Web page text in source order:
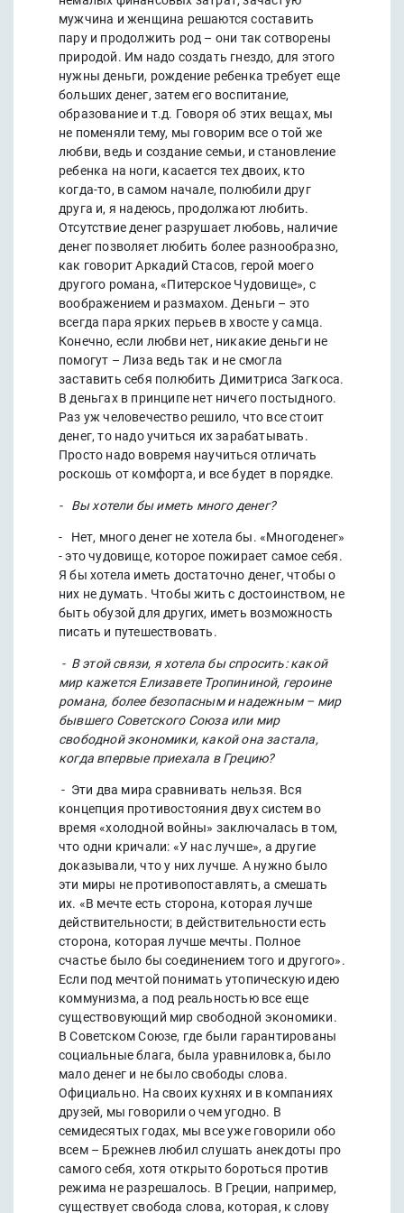
мужчина и женщина решаются составить
пару и продолжить род – они так сотворены
природой. Им надо создать гнездо, для этого
нужны деньги, рождение ребенка требует еще
больших денег, затем его воспитание,
образование и т.д. Говоря об этих вещах, мы
не поменяли тему, мы говорим все о той же
любви, ведь и создание семьи, и становление
ребенка на ноги, касается тех двоих, кто
когда-то, в самом начале, полюбили друг
друга и, я надеюсь, продолжают любить.
Отсутствие денег разрушает любовь, наличие
денег позволяет любить более разнообразно,
как говорит Аркадий Стасов, герой моего
другого романа, «Питерское Чудовище», с
воображением и размахом. Деньги – это
всегда пара ярких перьев в хвосте у самца.
Конечно, если любви нет, никакие деньги не
помогут – Лиза ведь так и не смогла
заставить себя полюбить Димитриса Загкоса.
В деньгах в принципе нет ничего постыдного.
Раз уж человечество решило, что все стоит
денег, то надо учиться их зарабатывать.
Просто надо вовремя научиться отличать
роскошь от комфорта, и все будет в порядке.
- Вы хотели бы иметь много денег?
- Нет, много денег не хотела бы. «Многоденег»
- это чудовище, которое пожирает самое себя.
Я бы хотела иметь достаточно денег, чтобы о
них не думать. Чтобы жить с достоинством, не
быть обузой для других, иметь возможность
писать и путешествовать.
- В этой связи, я хотела бы спросить: какой
мир кажется Елизавете Тропининой, героине
романа, более безопасным и надежным – мир
бывшего Советского Союза или мир
свободной экономики, какой она застала,
когда впервые приехала в Грецию?
- Эти два мира сравнивать нельзя. Вся
концепция противостояния двух систем во
время «холодной войны» заключалась в том,
что одни кричали: «У нас лучше», а другие
доказывали, что у них лучше. А нужно было
эти миры не противопоставлять, а смешать
их. «В мечте есть сторона, которая лучше
действительности; в действительности есть
сторона, которая лучше мечты. Полное
счастье было бы соединением того и другого».
Если под мечтой понимать утопическую идею
коммунизма, а под реальностью все еще
существовующий мир свободной экономики.
В Советском Союзе, где были гарантированы
социальные блага, была уравниловка, было
мало денег и не было свободы слова.
Официально. На своих кухнях и в компаниях
друзей, мы говорили о чем угодно. В
семидесятых годах, мы все уже говорили обо
всем – Брежнев любил слушать анекдоты про
самого себя, хотя открыто бороться против
режима не разрешалось. В Греции, например,
существует свобода слова, которая, к слову